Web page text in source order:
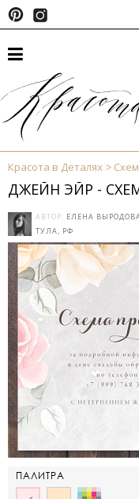
Красота в Деталях
ДЖЕЙН ЭЙР -
АВТОР: ЕЛЕНА
ТУЛА, РФ
ПАЛИТРА